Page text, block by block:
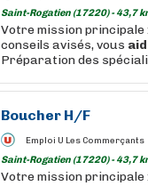
Saint-Rogatien (17220) - 43,7
Votre mission principale
conseils avisés, vous
Préparation des
Boucher H/F
Emploi U Les Commerçants
Saint-Rogatien (17220) - 43,7
Votre mission principale